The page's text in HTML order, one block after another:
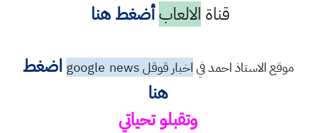
قناة الالعاب أضغط هنا
موقع الاستاذ احمد فياخبار قوقل googlenews
اضغط
هنا
وتقبلو تحياتي